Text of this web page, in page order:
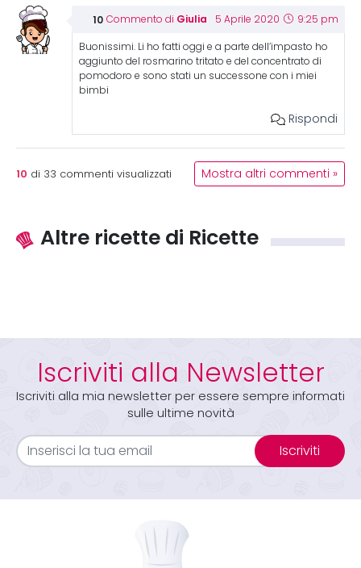
Commento di Giulia 5 Aprile 2020 9:25 pm
Buonissimi. Li ho fatti oggi e a parte dell’impasto ho
aggiunto del rosmarino tritato e del concentrato di
pomodoro e sono stati un successone con i miei
bimbi
Rispondi
10 di 33 commenti visualizzati Mostra altri commenti »
Altre ricette di Ricette
Iscriviti alla Newsletter
Iscriviti alla mia newsletter per essere sempre informati
sulle ultime novità
Iscriviti